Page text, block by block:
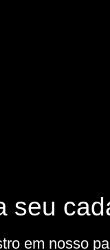
seu
em nosso